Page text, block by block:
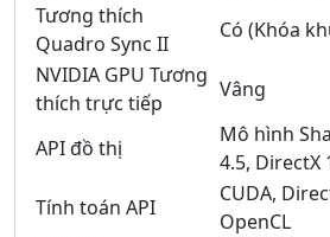
Tương thích
Quadro Sync II
Có (Khóa
NVIDIA GPU Tương
thích trực tiếp
Vâng
API đồ thị
Mô hình
4.5, DirectX
Tính toán API
CUDA,
OpenCL